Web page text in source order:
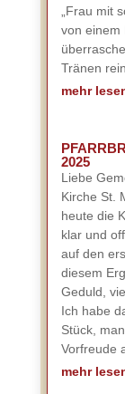
„Frau mit
von einem
Tränen
mehr
2025
Liebe
Kirche St.
heute die
klar und
auf den
diesem
Geduld,
Ich habe
Stück,
Vorfreude
mehr